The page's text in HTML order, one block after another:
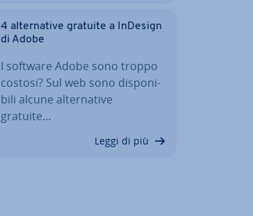
4 al­ter­na­ti­ve gratuite a InDesign
di Adobe
I software Adobe sono troppo
costosi? Sul web sono di­spo­ni­
bi­li alcune al­ter­na­ti­ve
gratuite…
Leggi di più